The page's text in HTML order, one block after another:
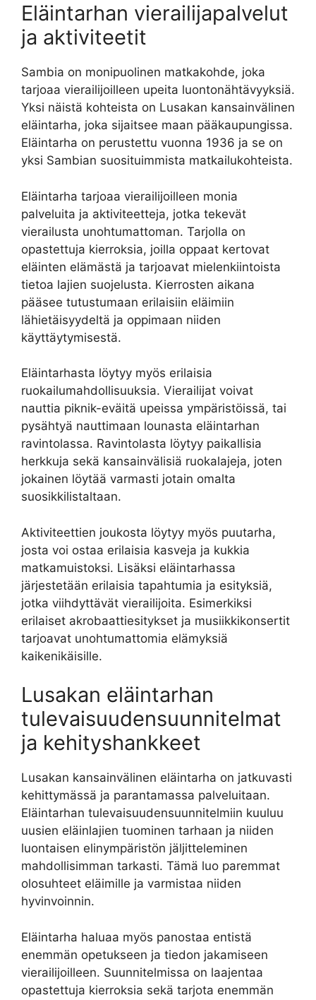
Eläintarhan vierailijapalvelut
ja aktiviteetit
Sambia on monipuolinen matkakohde, joka
tarjoaa vierailijoilleen upeita luontonähtävyyksiä.
Yksi näistä kohteista on Lusakan kansainvälinen
eläintarha, joka sijaitsee maan pääkaupungissa.
Eläintarha on perustettu vuonna 1936 ja se on
yksi Sambian suosituimmista matkailukohteista.
Eläintarha tarjoaa vierailijoilleen monia
palveluita ja aktiviteetteja, jotka tekevät
vierailusta unohtumattoman. Tarjolla on
opastettuja kierroksia, joilla oppaat kertovat
eläinten elämästä ja tarjoavat mielenkiintoista
tietoa lajien suojelusta. Kierrosten aikana
pääsee tutustumaan erilaisiin eläimiin
lähietäisyydeltä ja oppimaan niiden
käyttäytymisestä.
Eläintarhasta löytyy myös erilaisia
ruokailumahdollisuuksia. Vierailijat voivat
nauttia piknik-eväitä upeissa ympäristöissä, tai
pysähtyä nauttimaan lounasta eläintarhan
ravintolassa. Ravintolasta löytyy paikallisia
herkkuja sekä kansainvälisiä ruokalajeja, joten
jokainen löytää varmasti jotain omalta
suosikkilistaltaan.
Aktiviteettien joukosta löytyy myös puutarha,
josta voi ostaa erilaisia kasveja ja kukkia
matkamuistoksi. Lisäksi eläintarhassa
järjestetään erilaisia tapahtumia ja esityksiä,
jotka viihdyttävät vierailijoita. Esimerkiksi
erilaiset akrobaattiesitykset ja musiikkikonsertit
tarjoavat unohtumattomia elämyksiä
kaikenikäisille.
Lusakan eläintarhan
tulevaisuudensuunnitelmat
ja kehityshankkeet
Lusakan kansainvälinen eläintarha on jatkuvasti
kehittymässä ja parantamassa palveluitaan.
Eläintarhan tulevaisuudensuunnitelmiin kuuluu
uusien eläinlajien tuominen tarhaan ja niiden
luontaisen elinympäristön jäljitteleminen
mahdollisimman tarkasti. Tämä luo paremmat
olosuhteet eläimille ja varmistaa niiden
hyvinvoinnin.
Eläintarha haluaa myös panostaa entistä
enemmän opetukseen ja tiedon jakamiseen
vierailijoilleen. Suunnitelmissa on laajentaa
opastettuja kierroksia sekä tarjota enemmän